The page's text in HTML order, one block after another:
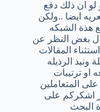
لو ان ذلك دفع
ايضا ..ولكن
هذة الشبكه
بغض النظر عن
المقالات
ونبذ الرذيله
او ترتيبات
المتعاملين
اشكركم على
البحث